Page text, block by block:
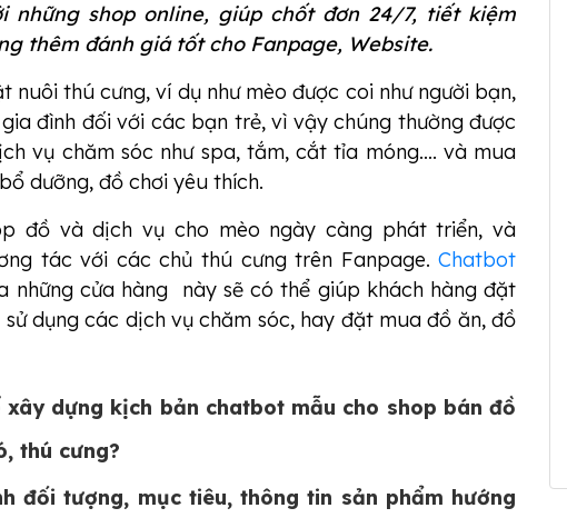
những shop online, giúp chốt đơn 24/7, tiết kiệm
thêm đánh giá tốt cho Fanpage, Website.
nuôi thú cưng, ví dụ như mèo được coi như người bạn,
đình đối với các bạn trẻ, vì vậy chúng thường được
vụ chăm sóc như spa, tắm, cắt tỉa móng…. và mua
dưỡng, đồ chơi yêu thích.
đồ và dịch vụ cho mèo ngày càng phát triển, và
tác với các chủ thú cưng trên Fanpage.Chatbot
những cửa hàng này sẽ có thể giúp khách hàng đặt
dụng các dịch vụ chăm sóc, hay đặt mua đồ ăn, đồ
xây dựng kịch bản chatbot mẫu cho shop bán đồ
thú cưng?
đối tượng, mục tiêu, thông tin sản phẩm hướng